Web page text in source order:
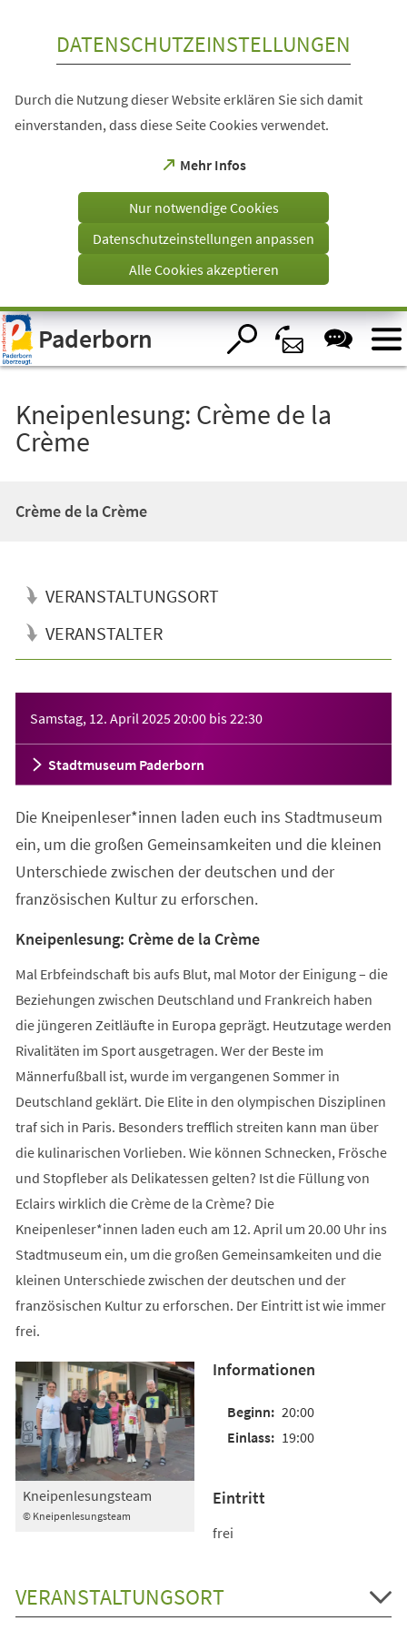
Visuelle
Assistenzsoftware
öffnen.
DATENSCHUTZEINSTELLUNGEN
Durch die Nutzung dieser Website erklären Sie sich damit
einverstanden, dass diese Seite Cookies verwendet.
Mehr Infos
(Öffnet
einem
Tab)
Nur notwendige Cookies
Datenschutzeinstellungen anpassen
Alle Cookies akzeptieren
Paderborn
Kneipenlesung: Crème de la
Crème
Crème de la Crème
VERANSTALTUNGSORT
VERANSTALTER
Samstag, 12. April 202520:00 bis22:30
Stadtmuseum Paderborn
Die Kneipenleser*innen laden euch ins Stadtmuseum
ein, um die großen Gemeinsamkeiten und die kleinen
Unterschiede zwischen der deutschen und der
französischen Kultur zu erforschen.
Kneipenlesung: Crème de la Crème
Mal Erbfeindschaft bis aufs Blut, mal Motor der Einigung – die
Beziehungen zwischen Deutschland und Frankreich haben
die jüngeren Zeitläufte in Europa geprägt. Heutzutage werden
Rivalitäten im Sport ausgetragen. Wer der Beste im
Männerfußball ist, wurde im vergangenen Sommer in
Deutschland geklärt. Die Elite in den olympischen Disziplinen
traf sich in Paris. Besonders trefflich streiten kann man über
die kulinarischen Vorlieben. Wie können Schnecken, Frösche
und Stopfleber als Delikatessen gelten? Ist die Füllung von
Eclairs wirklich die Crème de la Crème? Die
Kneipenleser*innen laden euch am 12. April um 20.00 Uhr ins
Stadtmuseum ein, um die großen Gemeinsamkeiten und die
kleinen Unterschiede zwischen der deutschen und der
französischen Kultur zu erforschen. Der Eintritt ist wie immer
frei.
© Kneipenlesungsteam
Kneipenlesungsteam
Informationen
20:00
19:00
Eintritt
frei
VERANSTALTUNGSORT